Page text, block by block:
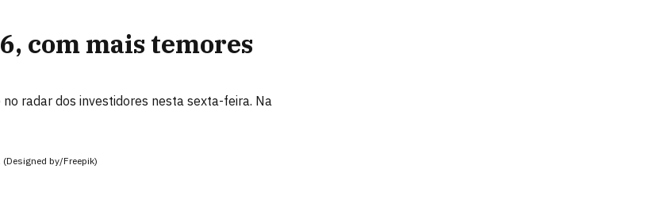
com mais temores
radar dos investidores nesta sexta-feira. Na
by/Freepik)